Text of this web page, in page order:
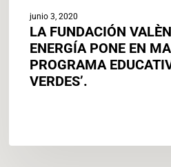
junio 3, 2020
LA FUNDACIÓN
ENERGÍA PONE EN
PROGRAMA
VERDES’.